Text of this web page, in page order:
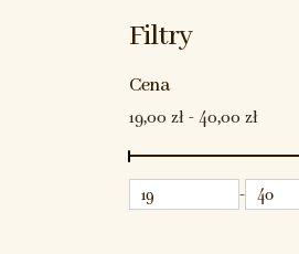
Filtry
Cena
19,00 zł - 40,00 zł
-